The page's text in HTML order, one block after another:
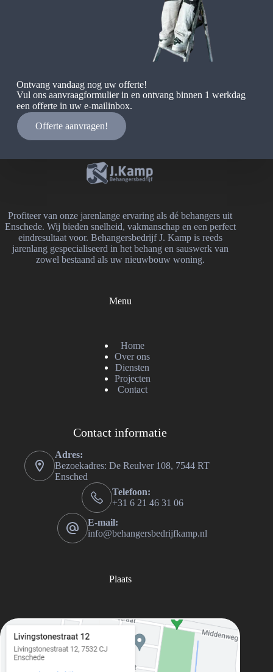
Ontvang vandaag nog uw offerte!
Vul ons aanvraagformulier in en ontvang binnen 1 werkdag
een offerte in uw e-mailinbox.
Offerte aanvragen!
Profiteer van onze jarenlange ervaring als dé behangers uit
Enschede. Wij bieden snelheid, vakmanschap en een perfect
eindresultaat voor. Behangersbedrijf J. Kamp is reeds
jarenlang gespecialiseerd in het behang en sauswerk van
zowel bestaand als uw nieuwbouw woning.
Menu
Home
Over ons
Diensten
Projecten
Contact
Contact informatie
Adres:
Bezoekadres: De Reulver 108, 7544 RT
Ensched
Telefoon:
+31 6 21 46 31 06
E-mail:
info@behangersbedrijfkamp.nl
Plaats